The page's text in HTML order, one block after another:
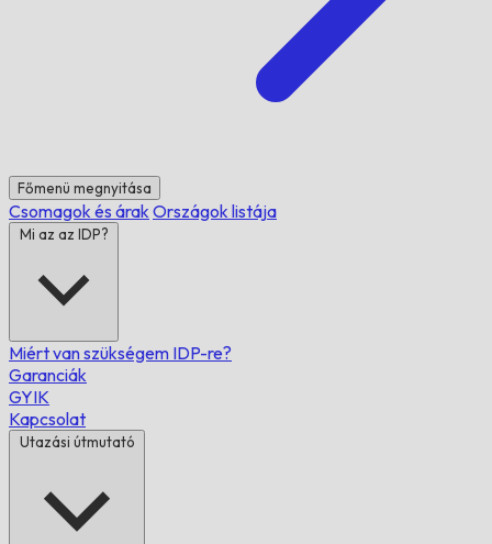
Főmenü megnyitása
Csomagok és árak Országok listája
Mi az az IDP?
Miért van szükségem IDP-re?
Garanciák
GYIK
Kapcsolat
Utazási útmutató